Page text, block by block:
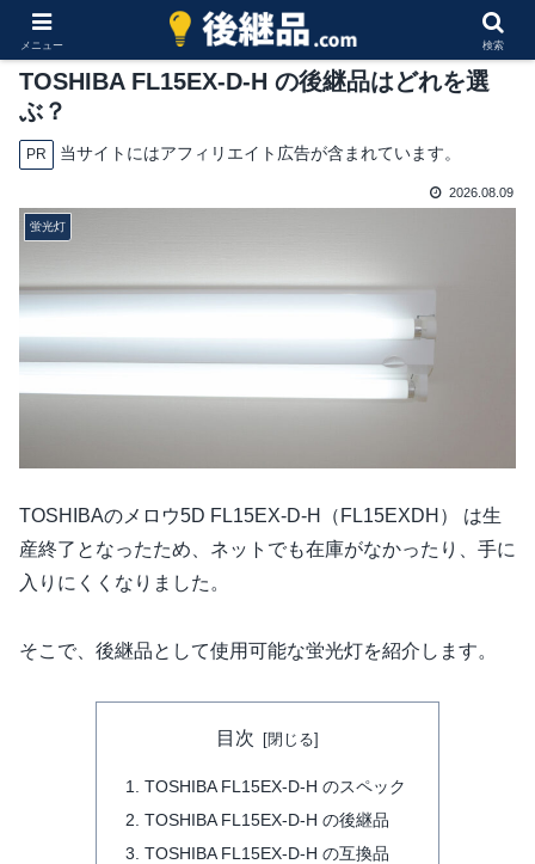
TOSHIBA FL15EX-D-H の後継品はどれを選
ぶ？
PR 当サイトにはアフィリエイト広告が含まれています。
2026.08.09
蛍光灯
TOSHIBAのメロウ5D FL15EX-D-H（FL15EXDH） は生
産終了となったため、ネットでも在庫がなかったり、手に
入りにくくなりました。
そこで、後継品として使用可能な蛍光灯を紹介します。
目次
TOSHIBA FL15EX-D-H のスペック
TOSHIBA FL15EX-D-H の後継品
TOSHIBA FL15EX-D-H の互換品
メニュー 検索